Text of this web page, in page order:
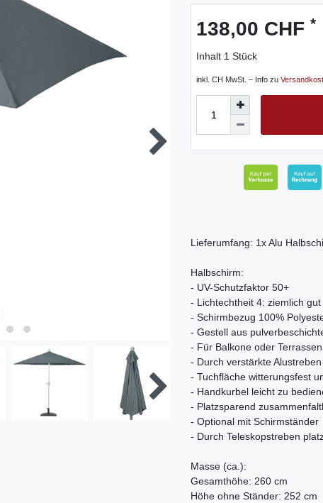
138,00 CHF *
Inhalt 1 Stück
inkl. CH MwSt. – Info zu
Lieferumfang: 1x Alu
Halbschirm:
- UV-Schutzfaktor 50+
- Lichtechtheit 4: ziemlich gut
- Schirmbezug 100%
- Gestell aus
- Für Balkone oder Terrassen
- Durch verstärkte
- Tuchfläche witterungsfest
- Handkurbel leicht zu
- Platzsparend
- Optional mit Schirmständer
- Durch Teleskopstreben
Masse (ca.):
Gesamthöhe: 260 cm
Höhe ohne Ständer: 252 cm